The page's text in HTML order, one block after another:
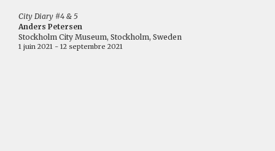
City Diary #4 & 5
Anders Petersen
Stockholm City Museum, Stockholm, Sweden
1 juin 2021 - 12 septembre 2021